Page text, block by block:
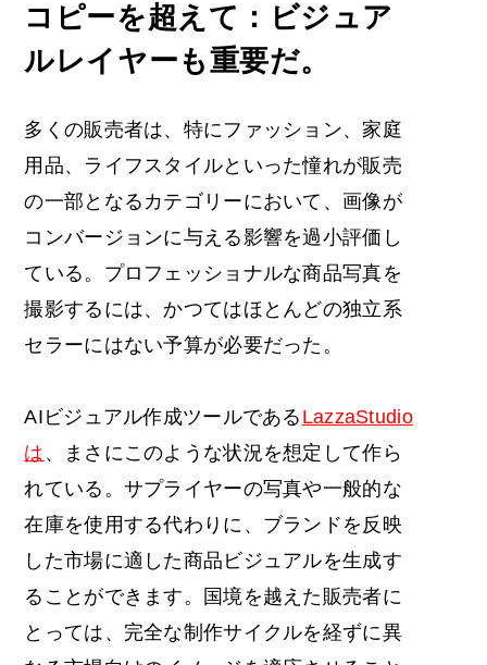
コピーを超えて：ビジュア
ルレイヤーも重要だ。
多くの販売者は、特にファッション、家庭
用品、ライフスタイルといった憧れが販売
の一部となるカテゴリーにおいて、画像が
コンバージョンに与える影響を過小評価し
ている。プロフェッショナルな商品写真を
撮影するには、かつてはほとんどの独立系
セラーにはない予算が必要だった。
AIビジュアル作成ツールである LazzaStudio
は 、まさにこのような状況を想定して作ら
れている。サプライヤーの写真や一般的な
在庫を使用する代わりに、ブランドを反映
した市場に適した商品ビジュアルを生成す
ることができます。国境を越えた販売者に
とっては、完全な制作サイクルを経ずに異